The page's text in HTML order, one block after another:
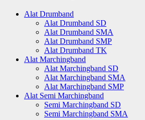
Alat Drumband
Alat Drumband SD
Alat Drumband SMA
Alat Drumband SMP
Alat Drumband TK
Alat Marchingband
Alat Marchingband SD
Alat Marchingband SMA
Alat Marchingband SMP
Alat Semi Marchingband
Semi Marchingband SD
Semi Marchingband SMA